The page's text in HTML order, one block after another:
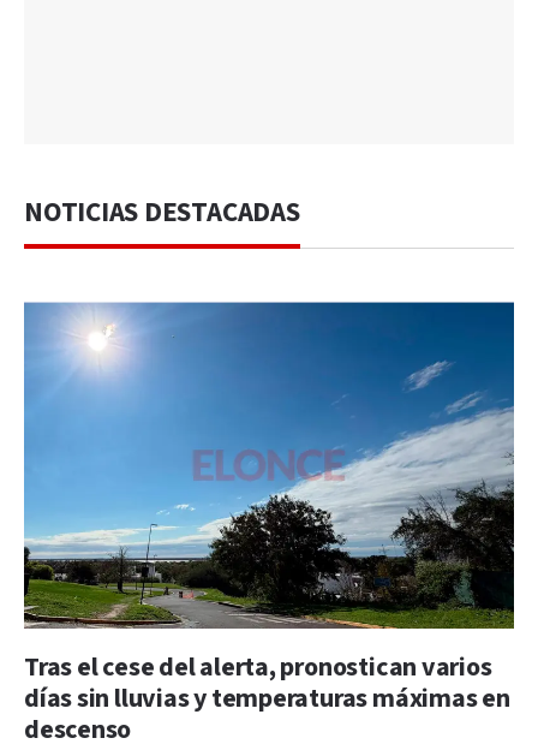
NOTICIAS DESTACADAS
Tras el cese del alerta, pronostican varios
días sin lluvias y temperaturas máximas en
descenso